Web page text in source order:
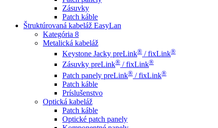
Zásuvky
Patch káble
Štruktúrovaná kabeláž EasyLan
Kategória 8
Metalická kabeláž
Keystone Jacky preLink® / fixLink®
Zásuvky preLink® / fixLink®
Patch panely preLink® / fixLink®
Patch káble
Príslušenstvo
Optická kabeláž
Patch káble
Optické patch panely